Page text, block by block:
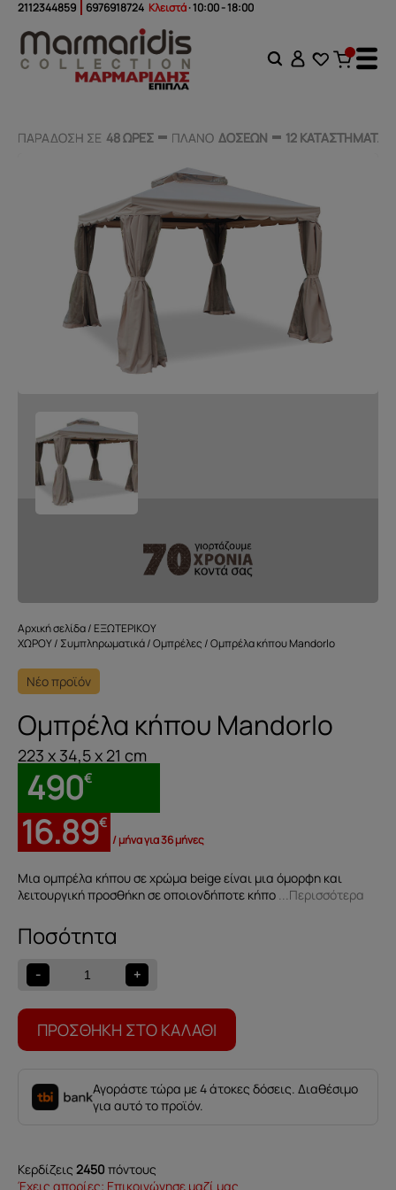
2112344859 6976918724 Κλειστά· 10:00 - 18:00
ΠΑΡΑΔΟΣΗ ΣΕ 48 ΩΡΕΣ ΠΛΑΝΟ ΔΟΣΕΩΝ 12 ΚΑΤΑΣΤΗΜΑΤΑ
ΠΑΡΑΔΟΣΗ ΣΕ 48 ΩΡΕΣ ΠΛΑΝΟ ΔΟΣΕΩΝ 12 ΚΑΤΑΣΤΗΜΑΤΑ
Αρχική σελίδα/ ΕΞΩΤΕΡΙΚΟΥ
ΧΩΡΟΥ/ Συμπληρωματικά/Ομπρέλες / Ομπρέλα κήπου Mandorlo
Νέο προϊόν
Ομπρέλα κήπου Mandorlo
223 x 34,5 x 21 cm
490€
16.89€
/ μήνα για 36 μήνες
Μια ομπρέλα κήπου σε χρώμα beige είναι μια όμορφη και
λειτουργική προσθήκη σε οποιονδήποτε κήπο ...Περισσότερα
-
Ομπρέλα
κήπου
Mandorlo
ποσότητα
+
ΠΡΟΣΘΉΚΗ ΣΤΟ ΚΑΛΆΘΙ
Αγοράστε τώρα με 4 άτοκες δόσεις. Διαθέσιμο
για αυτό το προϊόν.
Κερδίζεις 2450 πόντους
Έχεις απορίες; Επικοινώνησε μαζί μας